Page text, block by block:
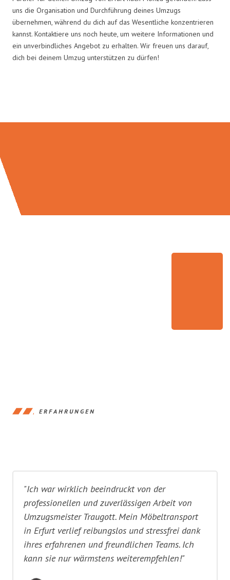
uns die Organisation und Durchführung deines Umzugs
übernehmen, während du dich auf das Wesentliche konzentrieren
kannst. Kontaktiere uns noch heute, um weitere Informationen und
ein unverbindliches Angebot zu erhalten. Wir freuen uns darauf,
dich bei deinem Umzug unterstützen zu dürfen!
ERFAHRUNGEN
"Ich war wirklich beeindruckt von der
professionellen und zuverlässigen Arbeit von
Umzugsmeister Traugott. Mein Möbeltransport
in Erfurt verlief reibungslos und stressfrei dank
ihres erfahrenen und freundlichen Teams. Ich
kann sie nur wärmstens weiterempfehlen!"